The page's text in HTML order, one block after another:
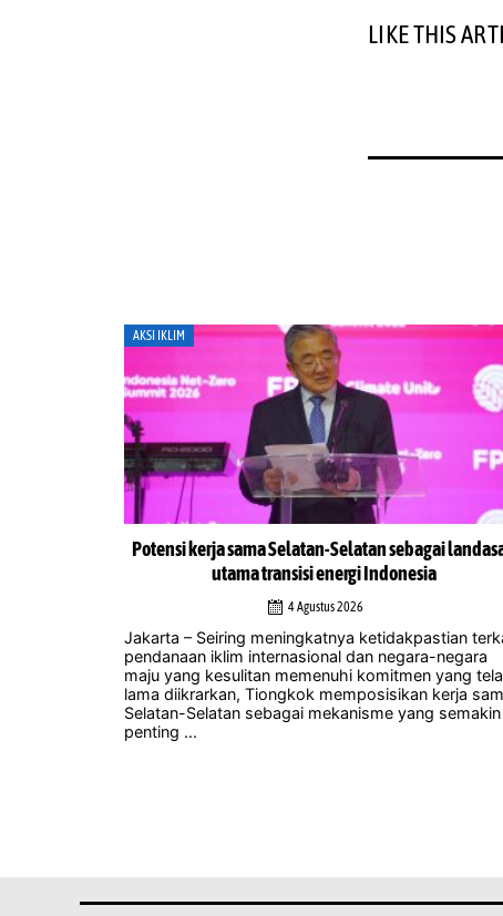
LIKE THIS
AKSI IKLIM
Potensi kerja sama Selatan-Selatan sebagai
utama transisi energi Indonesia
4 Agustus 2026
Jakarta – Seiring meningkatnya ketidakpastian
pendanaan iklim internasional dan negara-negara
maju yang kesulitan memenuhi komitmen yang
lama diikrarkan, Tiongkok memposisikan kerja
Selatan-Selatan sebagai mekanisme yang semakin
penting ...